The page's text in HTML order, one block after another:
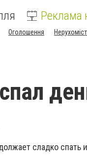
Реклама
Оголошення
сладко спать